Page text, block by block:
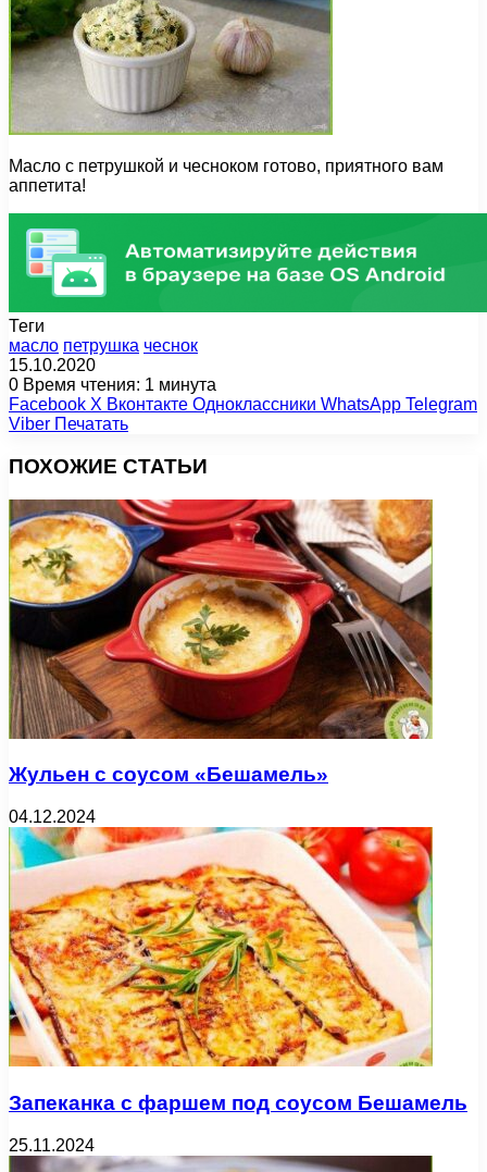
Масло с петрушкой и чесноком готово, приятного вам
аппетита!
Теги
масло петрушка чеснок
15.10.2020
0 Время чтения: 1 минута
Facebook X Вконтакте Одноклассники WhatsApp Telegram
Viber Печатать
ПОХОЖИЕ СТАТЬИ
Жульен с соусом «Бешамель»
04.12.2024
Запеканка с фаршем под соусом Бешамель
25.11.2024